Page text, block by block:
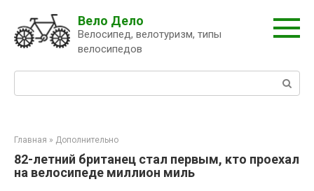
контенту
Вело Дело
Велосипед, велотуризм, типы
велосипедов
Главная » Дополнительно
82-летний британец стал первым, кто проехал
на велосипеде миллион миль